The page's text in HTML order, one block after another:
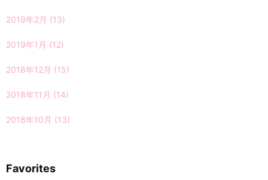
2019年2月 (13)
2019年1月 (12)
2018年12月 (15)
2018年11月 (14)
2018年10月 (13)
Favorites